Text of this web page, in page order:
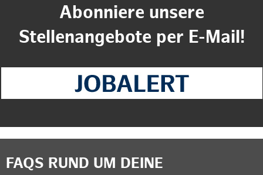
Abonniere unsere
Stellenangebote per E-Mail!
FAQS RUND UM DEINE